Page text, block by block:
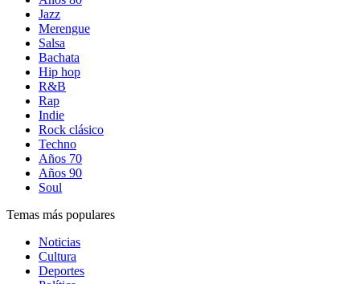
Jazz
Merengue
Salsa
Bachata
Hip hop
R&B
Rap
Indie
Rock clásico
Techno
Años 70
Años 90
Soul
Temas más populares
Noticias
Cultura
Deportes